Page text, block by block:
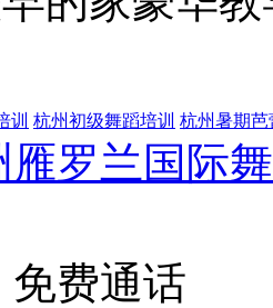
训 杭州初级舞蹈培训 杭州暑期芭
雁罗兰国际
免费通话